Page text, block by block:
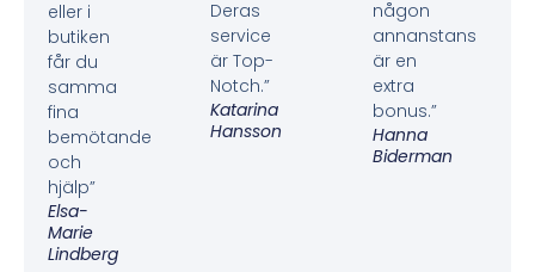
eller i
butiken
får du
samma
fina
bemötande
och
hjälp”
Elsa-
Marie
Lindberg
Deras
service
är Top-
Notch.”
Katarina
Hansson
någon
annanstans
är en
extra
bonus.”
Hanna
Biderman